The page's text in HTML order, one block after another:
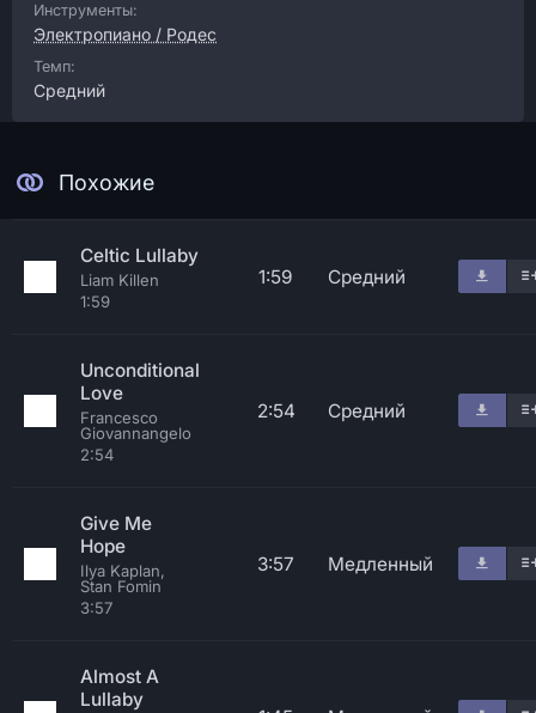
Инструменты:
Электропиано / Родес
Темп:
Средний
Похожие
Celtic Lullaby
Liam Killen
1:59
1:59 Средний
Unconditional
Love
Francesco
Giovannangelo
2:54
2:54 Средний
Give Me
Hope
Ilya Kaplan,
Stan Fomin
3:57
3:57 Медленный
Almost A
Lullaby